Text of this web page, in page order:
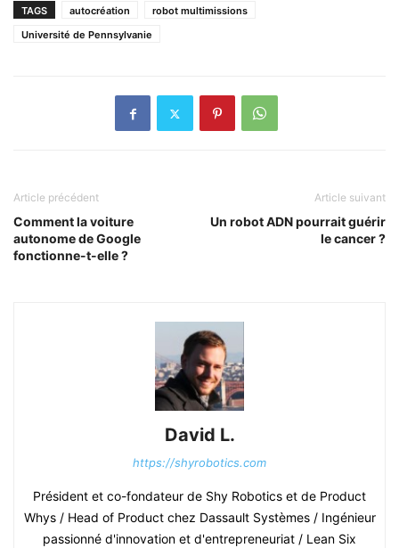
TAGS autocréation
robot multimissions
Université de Pennsylvanie
Article précédent
Comment la voiture
autonome de Google
fonctionne-t-elle ?
Article suivant
Un robot ADN pourrait guérir
le cancer ?
David L.
https://shyrobotics.com
Président et co-fondateur de Shy Robotics et de Product
Whys / Head of Product chez Dassault Systèmes / Ingénieur
passionné d'innovation et d'entrepreneuriat / Lean Six